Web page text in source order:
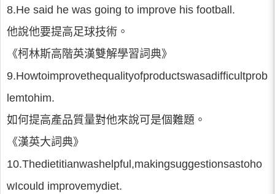
8.He said he was going to improve his football.
他說他要提高足球技術。
《柯林斯高階英漢雙解學習詞典》
9.Howtoimprovethequalityofproductswasadifficultprob
lemtohim.
如何提高產品質量對他來說可是個難題。
《漢英大詞典》
10.Thedietitianwashelpful,makingsuggestionsastoho
wIcould improvemydiet.